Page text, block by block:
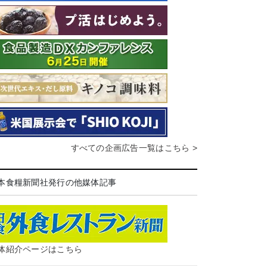
すべての企画広告一覧はこちら >
食糧新聞社発行の他媒体記事
紹介ページはこちら